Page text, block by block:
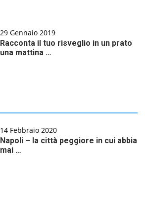
29 Gennaio 2019
Racconta il tuo risveglio in un prato
una mattina …
14 Febbraio 2020
Napoli – la città peggiore in cui abbia
mai …